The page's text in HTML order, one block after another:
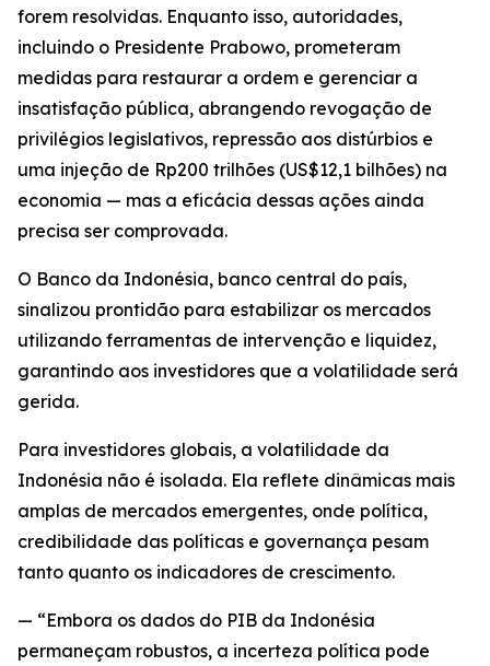
forem resolvidas. Enquanto isso, autoridades,
incluindo o Presidente Prabowo, prometeram
medidas para restaurar a ordem e gerenciar a
insatisfação pública, abrangendo revogação de
privilégios legislativos, repressão aos distúrbios e
uma injeção de Rp200 trilhões (US$12,1 bilhões) na
economia — mas a eficácia dessas ações ainda
precisa ser comprovada.
O Banco da Indonésia, banco central do país,
sinalizou prontidão para estabilizar os mercados
utilizando ferramentas de intervenção e liquidez,
garantindo aos investidores que a volatilidade será
gerida.
Para investidores globais, a volatilidade da
Indonésia não é isolada. Ela reflete dinâmicas mais
amplas de mercados emergentes, onde política,
credibilidade das políticas e governança pesam
tanto quanto os indicadores de crescimento.
— “Embora os dados do PIB da Indonésia
permaneçam robustos, a incerteza política pode